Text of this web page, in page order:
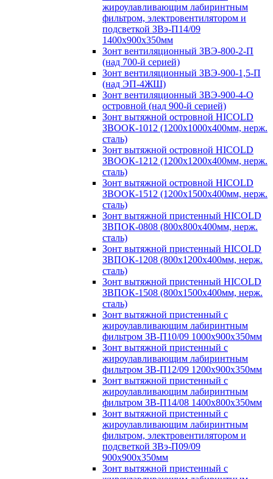
жироулавливающим лабиринтным
фильтром, электровентилятором и
подсветкой ЗВэ-П14/09
1400х900х350мм
Зонт вентиляционный ЗВЭ-800-2-П
(над 700-й серией)
Зонт вентиляционный ЗВЭ-900-1,5-П
(над ЭП-4ЖШ)
Зонт вентиляционный ЗВЭ-900-4-О
островной (над 900-й серией)
Зонт вытяжной островной HICOLD
ЗВООК-1012 (1200х1000х400мм, нерж.
сталь)
Зонт вытяжной островной HICOLD
ЗВООК-1212 (1200x1200x400мм, нерж.
сталь)
Зонт вытяжной островной HICOLD
ЗВООК-1512 (1200х1500х400мм, нерж.
сталь)
Зонт вытяжной пристенный HICOLD
ЗВПОК-0808 (800х800х400мм, нерж.
сталь)
Зонт вытяжной пристенный HICOLD
ЗВПОК-1208 (800х1200х400мм, нерж.
сталь)
Зонт вытяжной пристенный HICOLD
ЗВПОК-1508 (800х1500х400мм, нерж.
сталь)
Зонт вытяжной пристенный с
жироулавливающим лабиринтным
фильтром ЗВ-П10/09 1000х900х350мм
Зонт вытяжной пристенный с
жироулавливающим лабиринтным
фильтром ЗВ-П12/09 1200х900х350мм
Зонт вытяжной пристенный с
жироулавливающим лабиринтным
фильтром ЗВ-П14/08 1400х800х350мм
Зонт вытяжной пристенный с
жироулавливающим лабиринтным
фильтром, электровентилятором и
подсветкой ЗВэ-П09/09
900х900х350мм
Зонт вытяжной пристенный с